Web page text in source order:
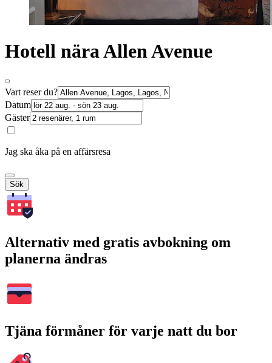
Hotell nära Allen Avenue
Vart reser du?
Datum
Gäster
Jag ska åka på en affärsresa
Sök
Alternativ med gratis avbokning om
planerna ändras
Tjäna förmåner för varje natt du bor